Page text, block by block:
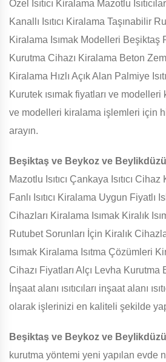
Özel Isıtıcı Kiralama Mazotlu
Kanallı Isıtıcı Kiralama Taşınabilir
Kiralama Isımak Modelleri Beşiktaş
Kurutma Cihazı Kiralama Beton
Kiralama Hızlı Açık Alan Palmiye
Kurutek ısımak fiyatları ve modelleri
ve modelleri kiralama işlemleri için
arayın.
Beşiktaş ve Beykoz ve Beylikdüzü
Mazotlu Isıtıcı Çankaya Isıtıcı
Fanlı Isıtıcı Kiralama Uygun Fiyatlı
Cihazları Kiralama Isımak Kiralık
Rutubet Sorunları İçin Kiralık
Isımak Kiralama Isıtma Çözümleri
Cihazı Fiyatları Alçı Levha Kurutma
İnşaat alanı ısıtıcıları inşaat alanı
olarak işlerinizi en kaliteli şekilde
Beşiktaş ve Beykoz ve Beylikdüzü
kurutma yöntemi yeni yapılan evde